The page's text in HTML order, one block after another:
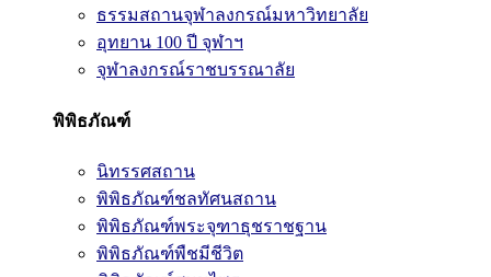
ธรรมสถานจุฬาลงกรณ์มหาวิทยาลัย
อุทยาน 100 ปี จุฬาฯ
จุฬาลงกรณ์ราชบรรณาลัย
พิพิธภัณฑ์
นิทรรศสถาน
พิพิธภัณฑ์ชลทัศนสถาน
พิพิธภัณฑ์พระจุฑาธุชราชฐาน
พิพิธภัณฑ์พืชมีชีวิต